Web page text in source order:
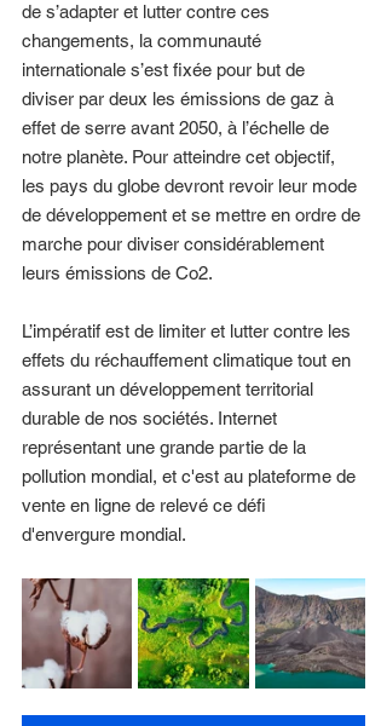
de s’adapter et lutter contre ces
changements, la communauté
internationale s’est fixée pour but de
diviser par deux les émissions de gaz à
effet de serre avant 2050, à l’échelle de
notre planète. Pour atteindre cet objectif,
les pays du globe devront revoir leur mode
de développement et se mettre en ordre de
marche pour diviser considérablement
leurs émissions de Co2.
L’impératif est de limiter et lutter contre les
effets du réchauffement climatique tout en
assurant un développement territorial
durable de nos sociétés. Internet
représentant une grande partie de la
pollution mondial, et c'est au plateforme de
vente en ligne de relevé ce défi
d'envergure mondial.